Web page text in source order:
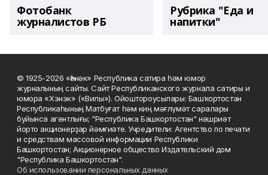
Фотобанк
журналистов РБ
Рубрика "Еда и
напитки"
© 1925-2026 «Һәнәк» Республика сатира һәм юмор
журналының сайты. Сайт Республиканского журнала сатиры и
юмора «Хэнэк» («Вилы»). Ойоштороусылары: Башҡортостан
Республикаһының Матбуғат һәм киң мәғлүмәт саралары
буйынса агентлығы; "Республика Башкортостан" нәшриәт
йорто акционерҙар йәмғиәте. Учредители: Агентство по печати
и средствам массовой информации Республики
Башкортостан; Акционерное общество Издательский дом
"Республика Башкортостан".
Об использовании персональных данных